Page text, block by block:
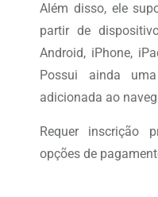
Além disso, ele
partir de
Android, iPhone,
Possui ainda
adicionada ao
Requer inscrição
opções de